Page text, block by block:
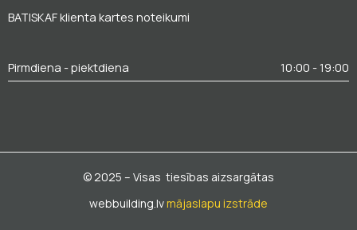
BATISKAF klienta kartes noteikumi
Pirmdiena - piektdiena 10:00 - 19:00
© 2025 – Visas tiesības aizsargātas
webbuilding.lvmājaslapu izstrāde